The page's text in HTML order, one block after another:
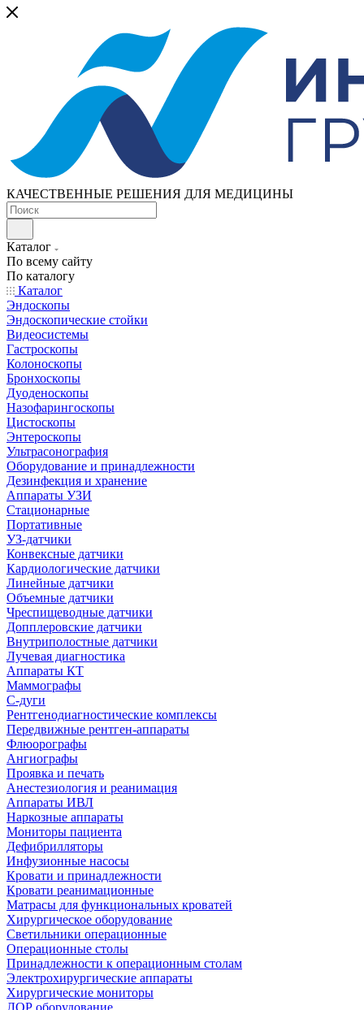
КАЧЕСТВЕННЫЕ РЕШЕНИЯ ДЛЯ МЕДИЦИНЫ
Каталог
По всему сайту
По каталогу
Каталог
Эндоскопы
Эндоскопические стойки
Видеосистемы
Гастроскопы
Колоноскопы
Бронхоскопы
Дуоденоскопы
Назофарингоскопы
Цистоскопы
Энтероскопы
Ультрасонография
Оборудование и принадлежности
Дезинфекция и хранение
Аппараты УЗИ
Стационарные
Портативные
УЗ-датчики
Конвексные датчики
Кардиологические датчики
Линейные датчики
Объемные датчики
Чреспищеводные датчики
Допплеровские датчики
Внутриполостные датчики
Лучевая диагностика
Аппараты КТ
Маммографы
С-дуги
Рентгенодиагностические комплексы
Передвижные рентген-аппараты
Флюорографы
Ангиографы
Проявка и печать
Анестезиология и реанимация
Аппараты ИВЛ
Наркозные аппараты
Мониторы пациента
Дефибрилляторы
Инфузионные насосы
Кровати и принадлежности
Кровати реанимационные
Матрасы для функциональных кроватей
Хирургическое оборудование
Светильники операционные
Операционные столы
Принадлежности к операционным столам
Электрохирургические аппараты
Хирургические мониторы
ЛОР оборудование